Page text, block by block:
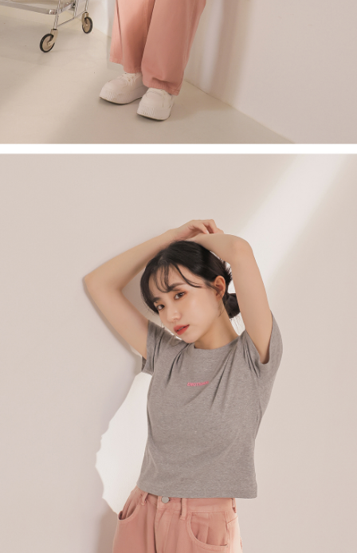
pengesahan semula dan pembetulan.
Untuk terma perkhidmatan penuh, sila rujuk pautan berikut:
https://oppay.tw/userRule
" target="_blank" class="link revert-
style">https://oppay.tw/userRule
【Panduan Penggunaan Pembayaran Ansuran Gogo】
1. Perkhidmatan ini disediakan oleh Taiwan Mobile, pengguna telefon
mudah alih boleh segera menggunakan tanpa perlu memohon lagi.
(Hanya untuk nombor langganan peribadi, tidak terbuka untuk syarikat
dan kad prabayar)
mengesahkan pembayaran, transaksi akan selesai.
3. Jumlah kelulusan sebenar, bilangan ansuran dan jumlah bayaran
adalah berdasarkan halaman pengesahan transaksi seterusnya.
4. Dalam masa 30 minit selepas pesanan ditubuhkan, jika tidak pergi
untuk mengesahkan transaksi atau jika tidak lulus semakan, pesanan
akan dibatalkan secara automatik. Jika terdapat situasi "pindah untuk
semakan khusus" yang tidak lulus, ini menunjukkan bahawa sistem
penilaian tidak mencukupi, tiada penjelasan mengenai kandungan
penilaian boleh diberikan.
【Penerangan Kaedah Pembayaran】
1. Pembayaran ansuran tidak digabungkan dalam bil telekomunikasi,
"Pembayaran Ansuran Gogo" akan menghantar SMS peringatan
pembayaran selepas tarikh penyelesaian bulanan.
2. Melalui pautan SMS untuk membuka bil, anda boleh memilih untuk
membayar melalui "Kod bar kedai serbaneka / Kedai rasmi Taiwan
Mobile / Pemindahan bank / Pembayaran J街口 / iPASS MONEY" dan
1. Perkhidmatan ini disediakan oleh "Taiwan Mobile Co., Ltd." untuk
membolehkan pengguna membeli produk atau perkhidmatan melalui
perkhidmatan ini semasa transaksi, dan kedai akan menyerahkan hak
Jumlah yang diperakui untuk pengguna kali pertama yang lulus
kelulusan boleh sehingga NT$10,000. Jika pengguna tidak membuat
pembayaran dalam tempoh tersebut, yuran pembayaran lewat sebanyak
20% setahun akan dikenakan. Pengguna bawah umur dikehendaki
mendapatkan kebenaran daripada ibu bapa atau penjaga yang sah
untuk menggunakan AFTEE.
Sila hubungi NP Taiwan Inc. dics_tw@netprotections.co.jp
penggunaan pada data peribadi. Jika anda tidak bersetuju dengan data